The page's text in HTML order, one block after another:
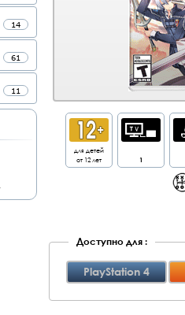
14
61
11
для детей
от 12 лет
1
Доступно для :
PlayStation 4